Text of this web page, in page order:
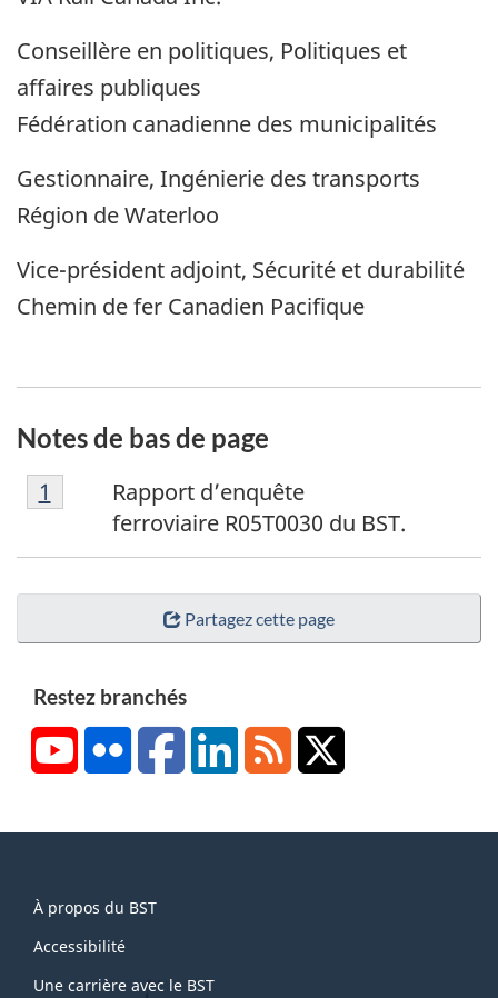
Conseillère en politiques, Politiques et
affaires publiques
Fédération canadienne des municipalités
Gestionnaire, Ingénierie des transports
Région de Waterloo
Vice-président adjoint, Sécurité et durabilité
Chemin de fer Canadien Pacifique
Notes de bas de page
N
o
d
e
Rapport d’enquête
ferroviaire R05T0030 du BST.
Retour à la référence de la note de bas de
1
Partagez cette page
Restez branchés
YouTubeFlickr FacebookLinkedInRSS
this
site
À propos du BST
Accessibilité
Une carrière avec le BST